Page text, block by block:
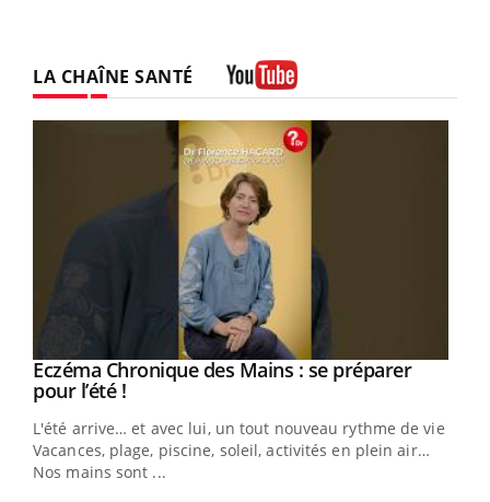
LA CHAÎNE SANTÉ
Youtube
Eczéma Chronique des Mains : se préparer
pour l’été !Youtube
L'été arrive… et avec lui, un tout nouveau rythme de vie !
Vacances, plage, piscine, soleil, activités en plein air…
Nos mains sont ...